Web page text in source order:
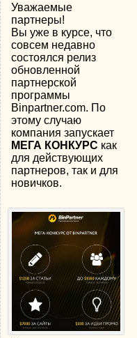
Уважаемые
партнеры!
Вы уже в курсе, что
совсем недавно
состоялся релиз
обновленной
партнерской
программы
Binpartner.com. По
этому случаю
компания запускает
МЕГА КОНКУРС как
для действующих
партнеров, так и для
новичков.